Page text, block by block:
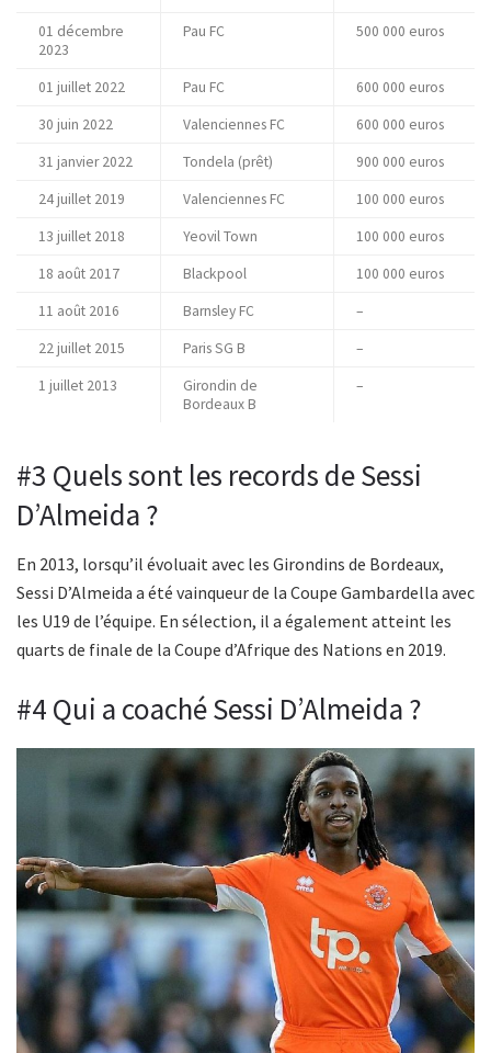
01 décembre
2023
Pau FC 500 000 euros
01 juillet 2022 Pau FC
600 000 euros
30 juin 2022
Valenciennes FC
600 000 euros
31 janvier 2022
Tondela (prêt)
900 000 euros
24 juillet 2019
Valenciennes FC
100 000 euros
13 juillet 2018
Yeovil Town
100 000 euros
18 août 2017
Blackpool
100 000 euros
11 août 2016
Barnsley FC
–
22 juillet 2015
Paris SG B
–
1 juillet 2013
Girondin de
Bordeaux B
–
#3 Quels sont les records de Sessi
D’Almeida ?
En 2013, lorsqu’il évoluait avec les Girondins de Bordeaux,
Sessi D’Almeida a été vainqueur de la Coupe Gambardella avec
les U19 de l’équipe. En sélection, il a également atteint les
quarts de finale de la Coupe d’Afrique des Nations en 2019.
#4 Qui a coaché Sessi D’Almeida ?